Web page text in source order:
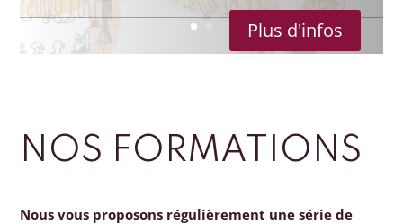
Plus d'infos
NOS FORMATIONS
Nous vous proposons régulièrement une série de